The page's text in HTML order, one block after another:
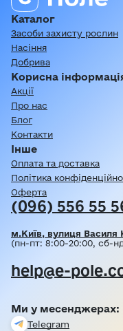
Каталог
Засоби захисту рослин
Насіння
Добрива
Корисна
Акції
Про нас
Блог
Контакти
Інше
Оплата та доставка
Політика
Оферта
(096) 556 55
м.Київ, вулиця Василя
(пн-пт: 8:00-20:00, сб-
help@e-
Ми у месенджерах:
Telegram